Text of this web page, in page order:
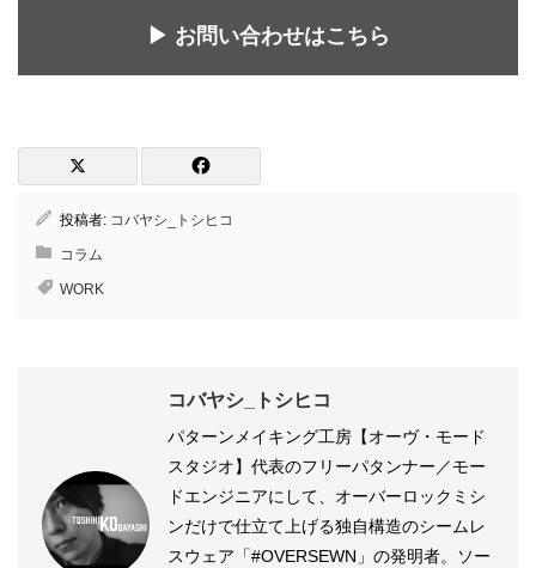
▶ お問い合わせはこちら
投稿者: コバヤシ_トシヒコ
コラム
WORK
コバヤシ_トシヒコ
パターンメイキング工房【オーヴ・モード
スタジオ】代表のフリーパタンナー／モー
ドエンジニアにして、オーバーロックミシ
ンだけで仕立て上げる独自構造のシームレ
スウェア「#OVERSEWN」の発明者。ソー